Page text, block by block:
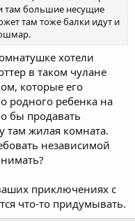
там большие несущие
там тоже балки идут и
хотели
в таком чулане
которые его
родного ребенка на
бы продавать
там жилая комната.
независимой
приключениях с
что-то придумывать.